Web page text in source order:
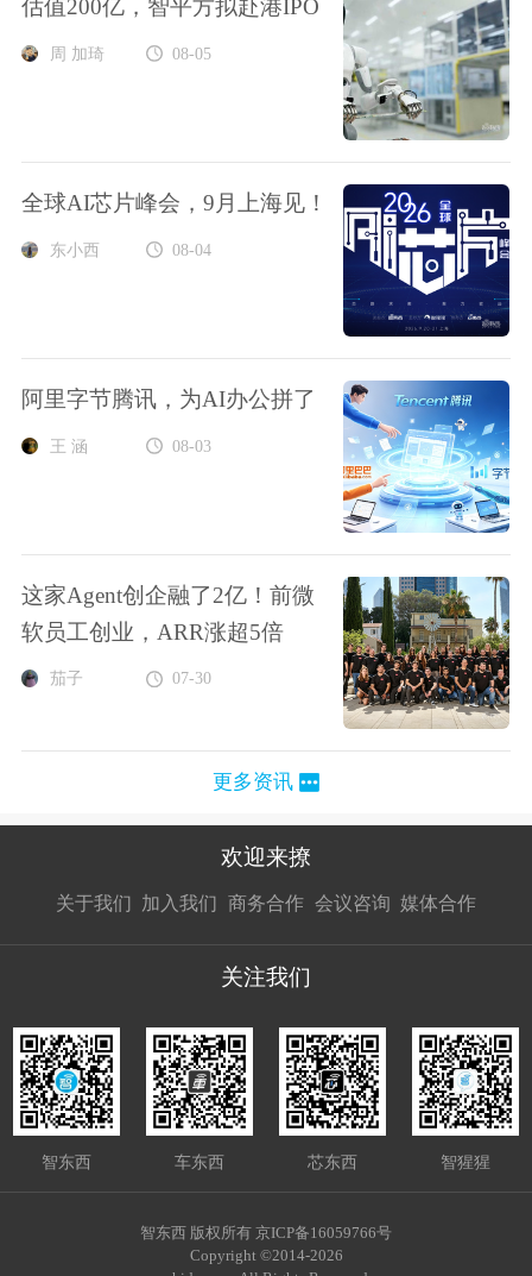
估值200亿，智平方拟赴港IPO
周 加琦 08-05
全球AI芯片峰会，9月上海见！
东小西 08-04
阿里字节腾讯，为AI办公拼了
王 涵 08-03
这家Agent创企融了2亿！前微
软员工创业，ARR涨超5倍
茄子 07-30
更多资讯
欢迎来撩
关于我们 加入我们
接扔简历
商务合作
接开聊
会议咨询 媒体合作
接开聊
关注我们
智东西 车东西 芯东西 智猩猩
智东西 版权所有 京ICP备16059766号
Copyright ©2014-2026